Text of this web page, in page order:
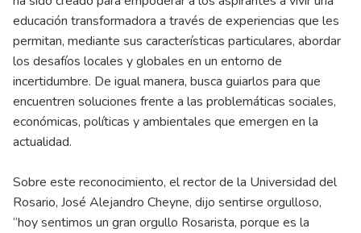
educación transformadora a través de experiencias que les
permitan, mediante sus características particulares, abordar
los desafíos locales y globales en un entorno de
incertidumbre. De igual manera, busca guiarlos para que
encuentren soluciones frente a las problemáticas sociales,
económicas, políticas y ambientales que emergen en la
actualidad.
Sobre este reconocimiento, el rector de la Universidad del
Rosario, José Alejandro Cheyne, dijo sentirse orgulloso,
“hoy sentimos un gran orgullo Rosarista, porque es la